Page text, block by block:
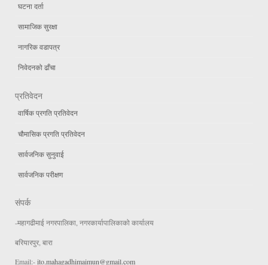
घटना दर्ता
सामाजिक सुरक्षा
नागरिक वडापत्र
निवेदनको ढाँचा
प्रतिवेदन
वार्षिक प्रगति प्रतिवेदन
चौमासिक प्रगति प्रतिवेदन
सार्वजनिक सुनुवाई
सार्वजनिक परीक्षण
संपर्क
-महागढीमाई नगरपालिका, नगरकार्यापालिकाको कार्यालय
बरियारपुर, बारा
Email:-ito.mahagadhimaimun@gmail.com